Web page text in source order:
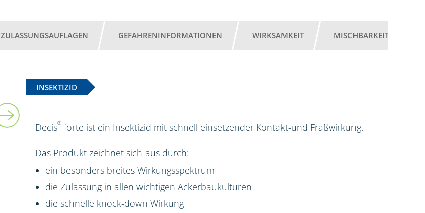
ZULASSUNGSAUFLAGEN GEFAHRENINFORMATIONEN WIRKSAMKEIT MISCHBARKEIT
INSEKTIZID
Decis® forte ist ein Insektizid mit schnell einsetzender Kontakt-und Fraßwirkung.
Das Produkt zeichnet sich aus durch:
ein besonders breites Wirkungsspektrum
die Zulassung in allen wichtigen Ackerbaukulturen
die schnelle knock-down Wirkung